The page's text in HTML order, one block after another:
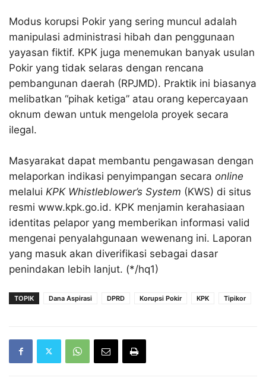
Modus korupsi Pokir yang sering muncul adalah
manipulasi administrasi hibah dan penggunaan
yayasan fiktif. KPK juga menemukan banyak usulan
Pokir yang tidak selaras dengan rencana
pembangunan daerah (RPJMD). Praktik ini biasanya
melibatkan “pihak ketiga” atau orang kepercayaan
oknum dewan untuk mengelola proyek secara
ilegal.
Masyarakat dapat membantu pengawasan dengan
melaporkan indikasi penyimpangan secara online
melalui KPK Whistleblower’s System (KWS) di situs
resmi www.kpk.go.id. KPK menjamin kerahasiaan
identitas pelapor yang memberikan informasi valid
mengenai penyalahgunaan wewenang ini. Laporan
yang masuk akan diverifikasi sebagai dasar
penindakan lebih lanjut. (*/hq1)
TOPIK Dana Aspirasi DPRD Korupsi Pokir KPK Tipikor